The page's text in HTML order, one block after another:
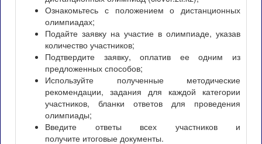
Ознакомьтесь с положением о дистанционных
олимпиадах;
Подайте заявку на участие в олимпиаде, указав
количество участников;
Подтвердите заявку, оплатив ее одним из
предложенных способов;
Используйте полученные методические
рекомендации, задания для каждой категории
участников, бланки ответов для проведения
олимпиады;
Введите ответы всех участников и
получите итоговые документы.